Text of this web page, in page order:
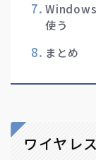
使う
まとめ
ワイヤレ